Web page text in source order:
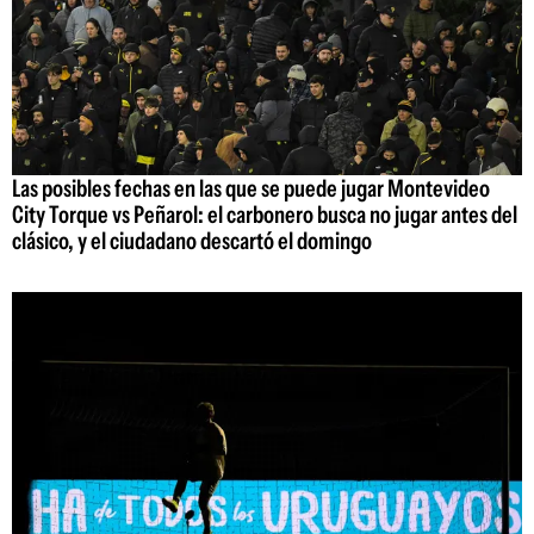
Las posibles fechas en las que se puede jugar Montevideo
City Torque vs Peñarol: el carbonero busca no jugar antes del
clásico, y el ciudadano descartó el domingo